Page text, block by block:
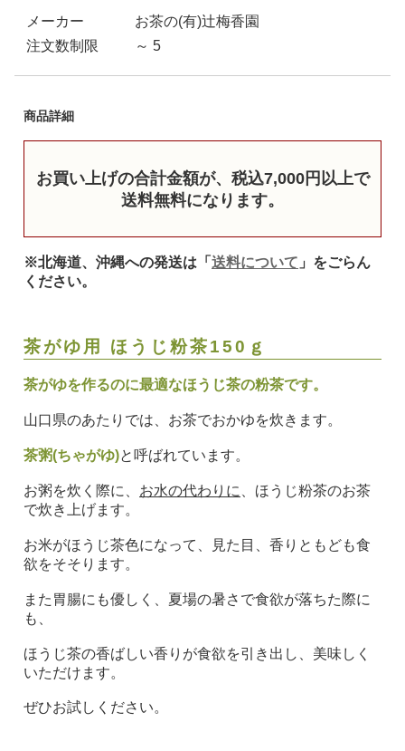
メーカー
お茶の(有)辻梅香園
注文数制限
～ 5
商品詳細
お買い上げの合計金額が、税込7,000円以上で
送料無料になります。
※北海道、沖縄への発送は「 送料について 」をごらん
ください。
茶がゆ用 ほうじ粉茶150ｇ
茶がゆを作るのに最適なほうじ茶の粉茶です。
山口県のあたりでは、お茶でおかゆを炊きます。
茶粥(ちゃがゆ)と呼ばれています。
お粥を炊く際に、 お水の代わりに
、ほうじ粉茶のお茶
で炊き上げます。
お米がほうじ茶色になって、見た目、香りともども食
欲をそそります。
また胃腸にも優しく、夏場の暑さで食欲が落ちた際に
も、
ほうじ茶の香ばしい香りが食欲を引き出し、美味しく
いただけます。
ぜひお試しください。